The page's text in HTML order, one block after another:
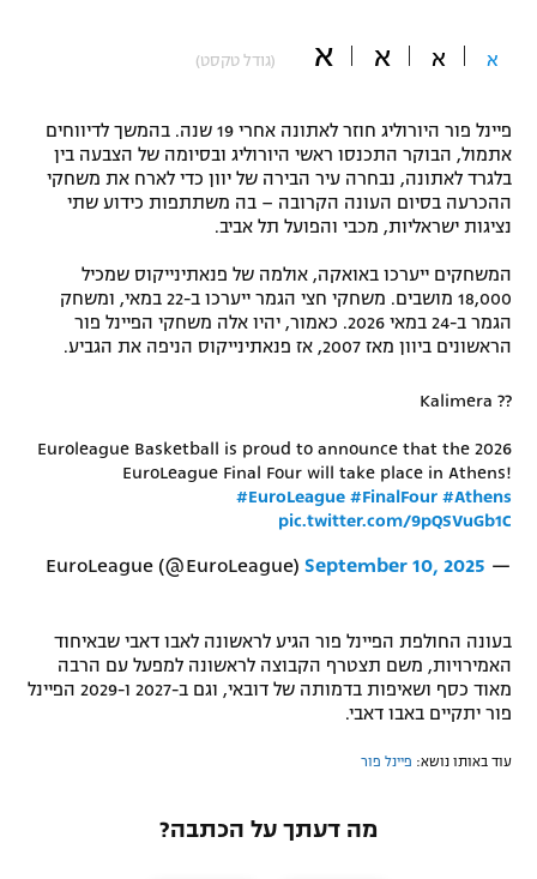
תקנון משתתפים וזוכים בפרסים
תקנון עבור פעילות אלקטרה
תקנון עבור פעילות ספורט 1 – "מרלן"
טניס
גיימינג E-Sports
תנאי שימוש
מדיניות פרטיות
תקנון פעילות ספורט 1
רשיון להקרנה פומבית לבית עסק
לוח דרושים – ג'ובנט
אופניים
כדורמים
פוטבול אמריקאי NFL
בייסבול MLB
ספורט אתגרי ואקסטרים
אומנויות לחימה
גיימינג E-Sports
א א א א (גודל טקסט)
פיינל פור היורוליג חוזר לאתונה אחרי 19 שנה. בהמשך לדיווחים
אתמול, הבוקר התכנסו ראשי היורוליג ובסיומה של הצבעה בין
בלגרד לאתונה, נבחרה עיר הבירה של יוון כדי לארח את משחקי
ההכרעה בסיום העונה הקרובה – בה משתתפות כידוע שתי
נציגות ישראליות, מכבי והפועל תל אביב.
המשחקים ייערכו באואקה, אולמה של פנאתינייקוס שמכיל
18,000 מושבים. משחקי חצי הגמר ייערכו ב-22 במאי, ומשחק
הגמר ב-24 במאי 2026. כאמור, יהיו אלה משחקי הפיינל פור
הראשונים ביוון מאז 2007, אז פנאתינייקוס הניפה את הגביע.
Kalimera ??
Euroleague Basketball is proud to announce that the 2026
EuroLeague Final Four will take place in Athens!
#EuroLeague #FinalFour #Athens
pic.twitter.com/9pQSVuGb1C
— EuroLeague (@EuroLeague)
September 10, 2025
בעונה החולפת הפיינל פור הגיע לראשונה לאבו דאבי שבאיחוד
האמירויות, משם תצטרף הקבוצה לראשונה למפעל עם הרבה
מאוד כסף ושאיפות בדמותה של דובאי, וגם ב-2027 ו-2029 הפיינל
פור יתקיים באבו דאבי.
עוד באותו נושא: פיינל פור
מה דעתך על הכתבה?